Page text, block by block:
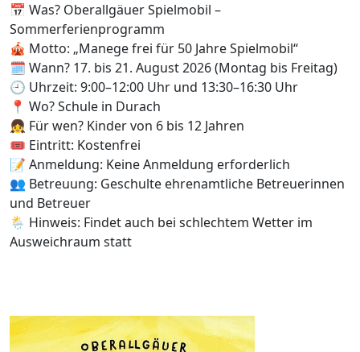
📅 Was? Oberallgäuer Spielmobil –
Sommerferienprogramm
🎪 Motto: „Manege frei für 50 Jahre Spielmobil“
🗓️ Wann? 17. bis 21. August 2026 (Montag bis Freitag)
🕘 Uhrzeit: 9:00–12:00 Uhr und 13:30–16:30 Uhr
📍 Wo? Schule in Durach
👧 Für wen? Kinder von 6 bis 12 Jahren
🎟️ Eintritt: Kostenfrei
📝 Anmeldung: Keine Anmeldung erforderlich
👥 Betreuung: Geschulte ehrenamtliche Betreuerinnen
und Betreuer
🌦️ Hinweis: Findet auch bei schlechtem Wetter im
Ausweichraum statt